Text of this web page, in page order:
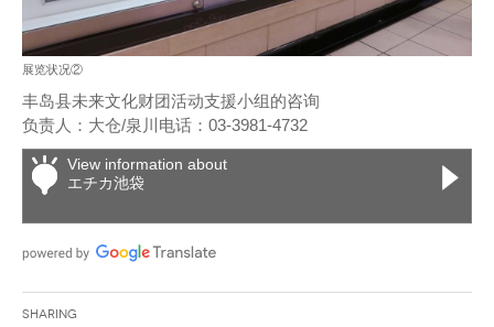
展览状况②
丰岛县未来文化财团活动支援小组的咨询
负责人：大仓/泉川电话：03-3981-4732
View information about
エチカ池袋
Sharing